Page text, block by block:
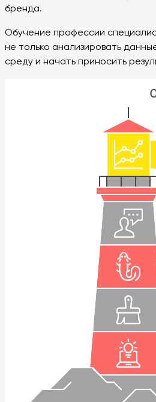
бренда.
Обучение профессии
не только анализировать
среду и начать приносить